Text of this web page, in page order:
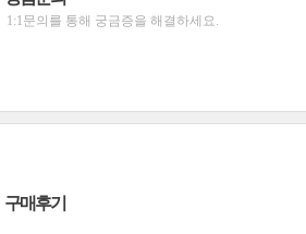
1:1문의를 통해 궁금증을 해결하세요.
구매후기